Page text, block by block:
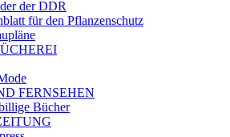
der DDR
für den Pflanzenschutz
FERNSEHEN
Bücher